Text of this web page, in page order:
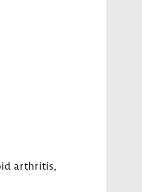
arthritis,